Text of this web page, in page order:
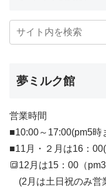
夢ミルク館
営業時間
■10:00～17:00(pm5時
■11月・２月は16：
🔳12月は15：00（pm3
(2月は土日祝のみ営